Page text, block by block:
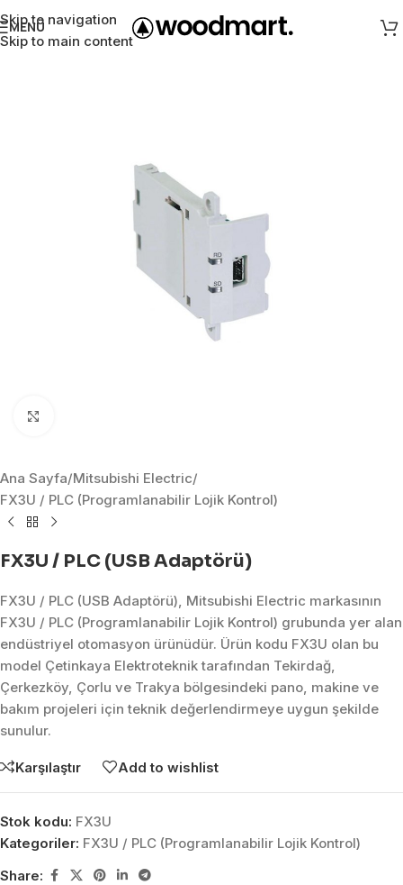
Skip to navigation
Skip to main content
MENÜ
Ana Sayfa/Mitsubishi Electric/
FX3U / PLC (Programlanabilir Lojik Kontrol)
FX3U / PLC (USB Adaptörü)
FX3U / PLC (USB Adaptörü), Mitsubishi Electric markasının
FX3U / PLC (Programlanabilir Lojik Kontrol) grubunda yer alan
endüstriyel otomasyon ürünüdür. Ürün kodu FX3U olan bu
model Çetinkaya Elektroteknik tarafından Tekirdağ,
Çerkezköy, Çorlu ve Trakya bölgesindeki pano, makine ve
bakım projeleri için teknik değerlendirmeye uygun şekilde
sunulur.
Karşılaştır Add to wishlist
Stok kodu: FX3U
Kategoriler: FX3U / PLC (Programlanabilir Lojik Kontrol)
Share: